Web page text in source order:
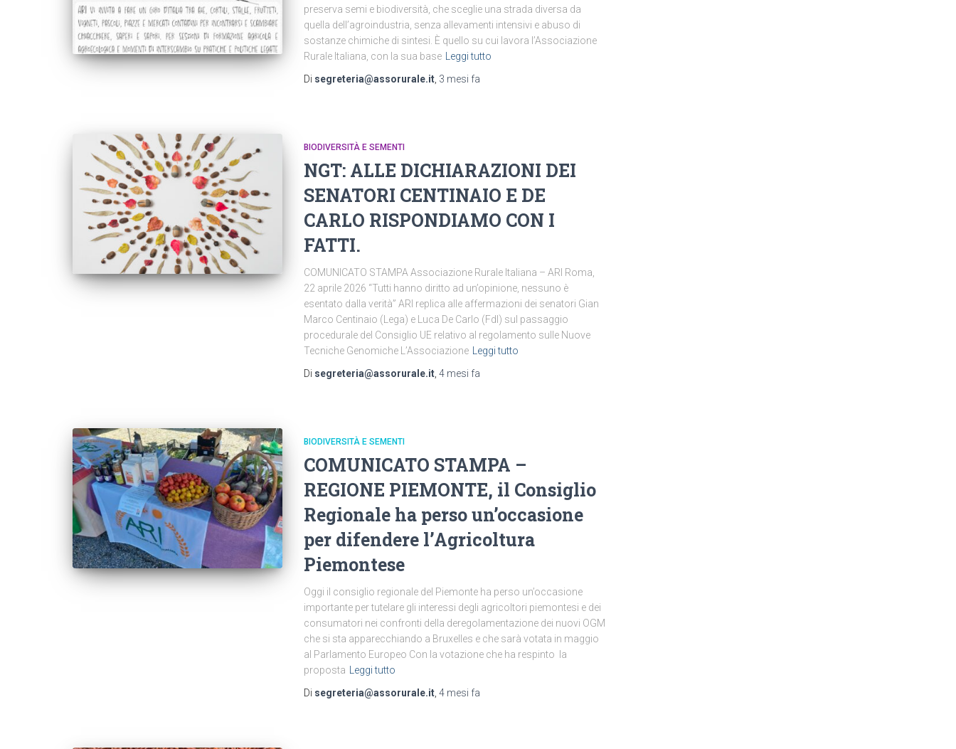
preserva semi e biodiversità, che sceglie una strada diversa da
quella dell’agroindustria, senza allevamenti intensivi e abuso di
sostanze chimiche di sintesi. È quello su cui lavora l’Associazione
Rurale Italiana, con la sua base
Leggi tutto
Di segreteria@assorurale.it 3 mesi fa
BIODIVERSITÀ E SEMENTI
NGT: ALLE DICHIARAZIONI DEI
SENATORI CENTINAIO E DE
CARLO RISPONDIAMO CON I
FATTI.
COMUNICATO STAMPA Associazione Rurale Italiana – ARI Roma,
22 aprile 2026 “Tutti hanno diritto ad un’opinione, nessuno è
esentato dalla verità” ARI replica alle affermazioni dei senatori Gian
Marco Centinaio (Lega) e Luca De Carlo (FdI) sul passaggio
procedurale del Consiglio UE relativo al regolamento sulle Nuove
Tecniche Genomiche L’Associazione
Leggi tutto
Di segreteria@assorurale.it 4 mesi fa
BIODIVERSITÀ E SEMENTI
COMUNICATO STAMPA –
REGIONE PIEMONTE, il Consiglio
Regionale ha perso un’occasione
per difendere l’Agricoltura
Piemontese
Oggi il consiglio regionale del Piemonte ha perso un’occasione
importante per tutelare gli interessi degli agricoltori piemontesi e dei
consumatori nei confronti della deregolamentazione dei nuovi OGM
che si sta apparecchiando a Bruxelles e che sarà votata in maggio
al Parlamento Europeo Con la votazione che ha respinto la
proposta
Leggi tutto
Di segreteria@assorurale.it 4 mesi fa